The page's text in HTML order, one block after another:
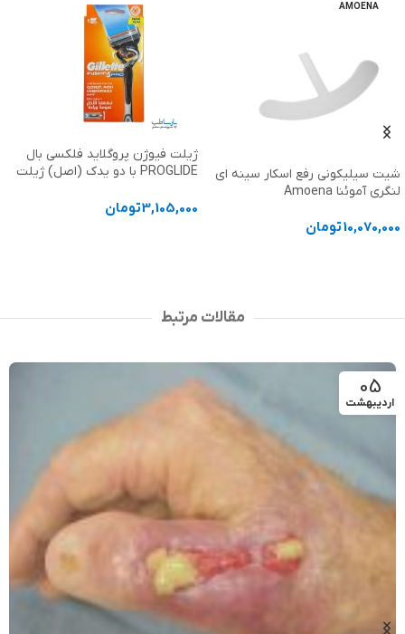
AMOENA
شیت سیلیکونی رفع اسکار سینه ای
لنگری آموئنا Amoena
10,070,000تومان
ژیلت فیوژن پروگلاید فلکسی بال
PROGLIDE با دو یدک (اصل) ژیلت
3,105,000تومان
مقالات مرتبط
05
اردیبهشت